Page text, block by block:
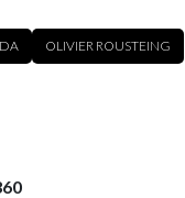
OLIVIER ROUSTEING